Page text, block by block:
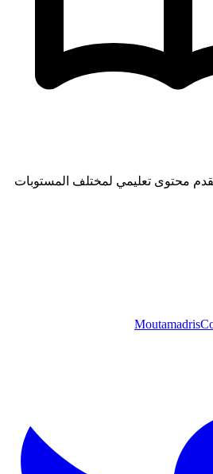
محتوى تعليمي لمختلف المستوبات
Moutamadris